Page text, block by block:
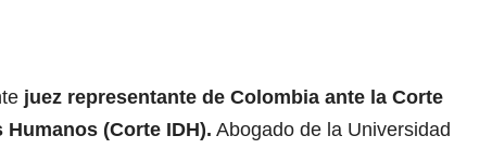
juez representante de Colombia ante la Corte
(Corte IDH). Abogado de la Universidad